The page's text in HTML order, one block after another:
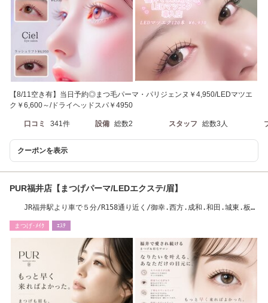
【8/11空き有】当日予約◎まつ毛パーマ・パリジェンヌ￥4,950/LEDマツエ
ク￥6,600～/ドライヘッドスパ￥4950
口コミ 341件 設備 総数2 スタッフ 総数3人
クーポンを表示
PUR福井店【まつげパーマ/LEDエクステ/眉】
JR福井駅より車で５分/R158通り近く/御幸.西方.成和.和田.城東.板
まつげ･ﾒｲｸ ｴｽﾃ